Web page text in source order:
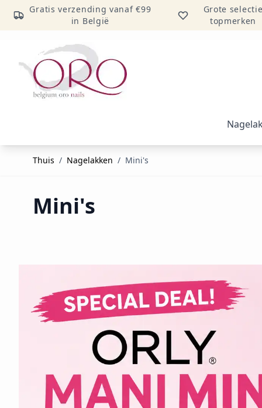
Gratis verzending vanaf €99
in België
Grote
topmerken
Ga naar inhoud
Thuis / Nagelakken / Mini's
Mini's